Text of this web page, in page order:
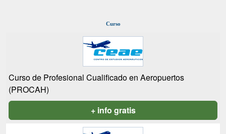
Curso
Curso de Profesional Cualificado en Aeropuertos
(PROCAH)
+ info gratis